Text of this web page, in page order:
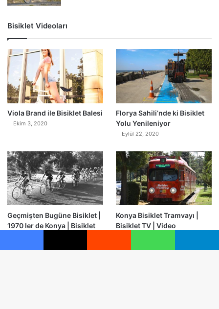
Bisiklet Videoları
Viola Brand ile Bisiklet Balesi
Ekim 3, 2020
Florya Sahili’nde ki Bisiklet
Yolu Yenileniyor
Eylül 22, 2020
Geçmişten Bugüne Bisiklet |
1970 ler de Konya | Bisiklet
Konya Bisiklet Tramvayı |
Bisiklet TV | Video
Facebook X Reddit WhatsApp Telegram